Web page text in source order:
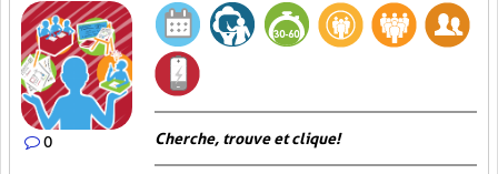
0 Cherche, trouve et clique !